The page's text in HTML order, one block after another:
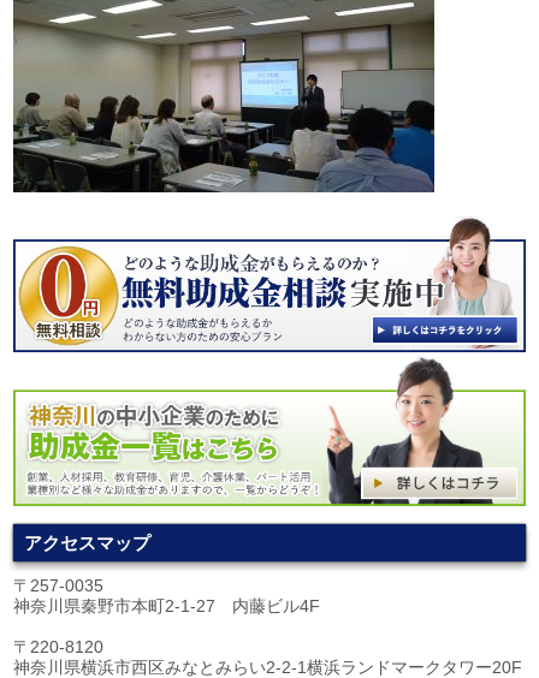
アクセスマップ
〒257-0035
神奈川県秦野市本町2-1-27 内藤ビル4F
〒220-8120
神奈川県横浜市西区みなとみらい2-2-1横浜ランドマークタワー20F